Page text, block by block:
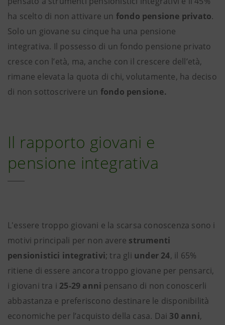
ha scelto di non attivare un fondo pensione privato.
Solo un giovane su cinque ha una pensione
integrativa. Il possesso di un fondo pensione privato
cresce con l’età, ma, anche con il crescere dell’età,
rimane elevata la quota di chi, volutamente, ha deciso
di non sottoscrivere un fondo pensione.
Il rapporto giovani e
pensione integrativa
L'essere troppo giovani e la scarsa conoscenza sono i
motivi principali per non avere strumenti
pensionistici integrativi; tra gli under 24, il 65%
ritiene di essere ancora troppo giovane per pensarci,
i giovani tra i 25-29 anni pensano di non conoscerli
abbastanza e preferiscono destinare le disponibilità
economiche per l’acquisto della casa. Dai 30 anni,